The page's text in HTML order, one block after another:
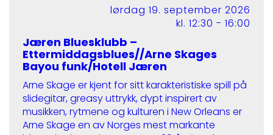
lørdag 19. september 2026
kl. 12:30 - 16:00
Jæren Bluesklubb –
Ettermiddagsblues//Arne Skages
Bayou funk/Hotell Jæren
Arne Skage er kjent for sitt karakteristiske spill på
slidegitar, greasy uttrykk, dypt inspirert av
musikken, rytmene og kulturen i New Orleans er
Arne Skage en av Norges mest markante